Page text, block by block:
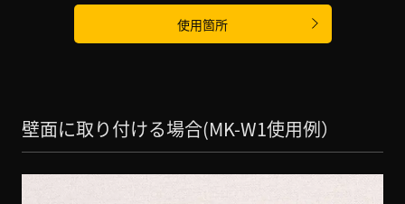
使用箇所
壁面に取り付ける場合(MK-W1使用例）